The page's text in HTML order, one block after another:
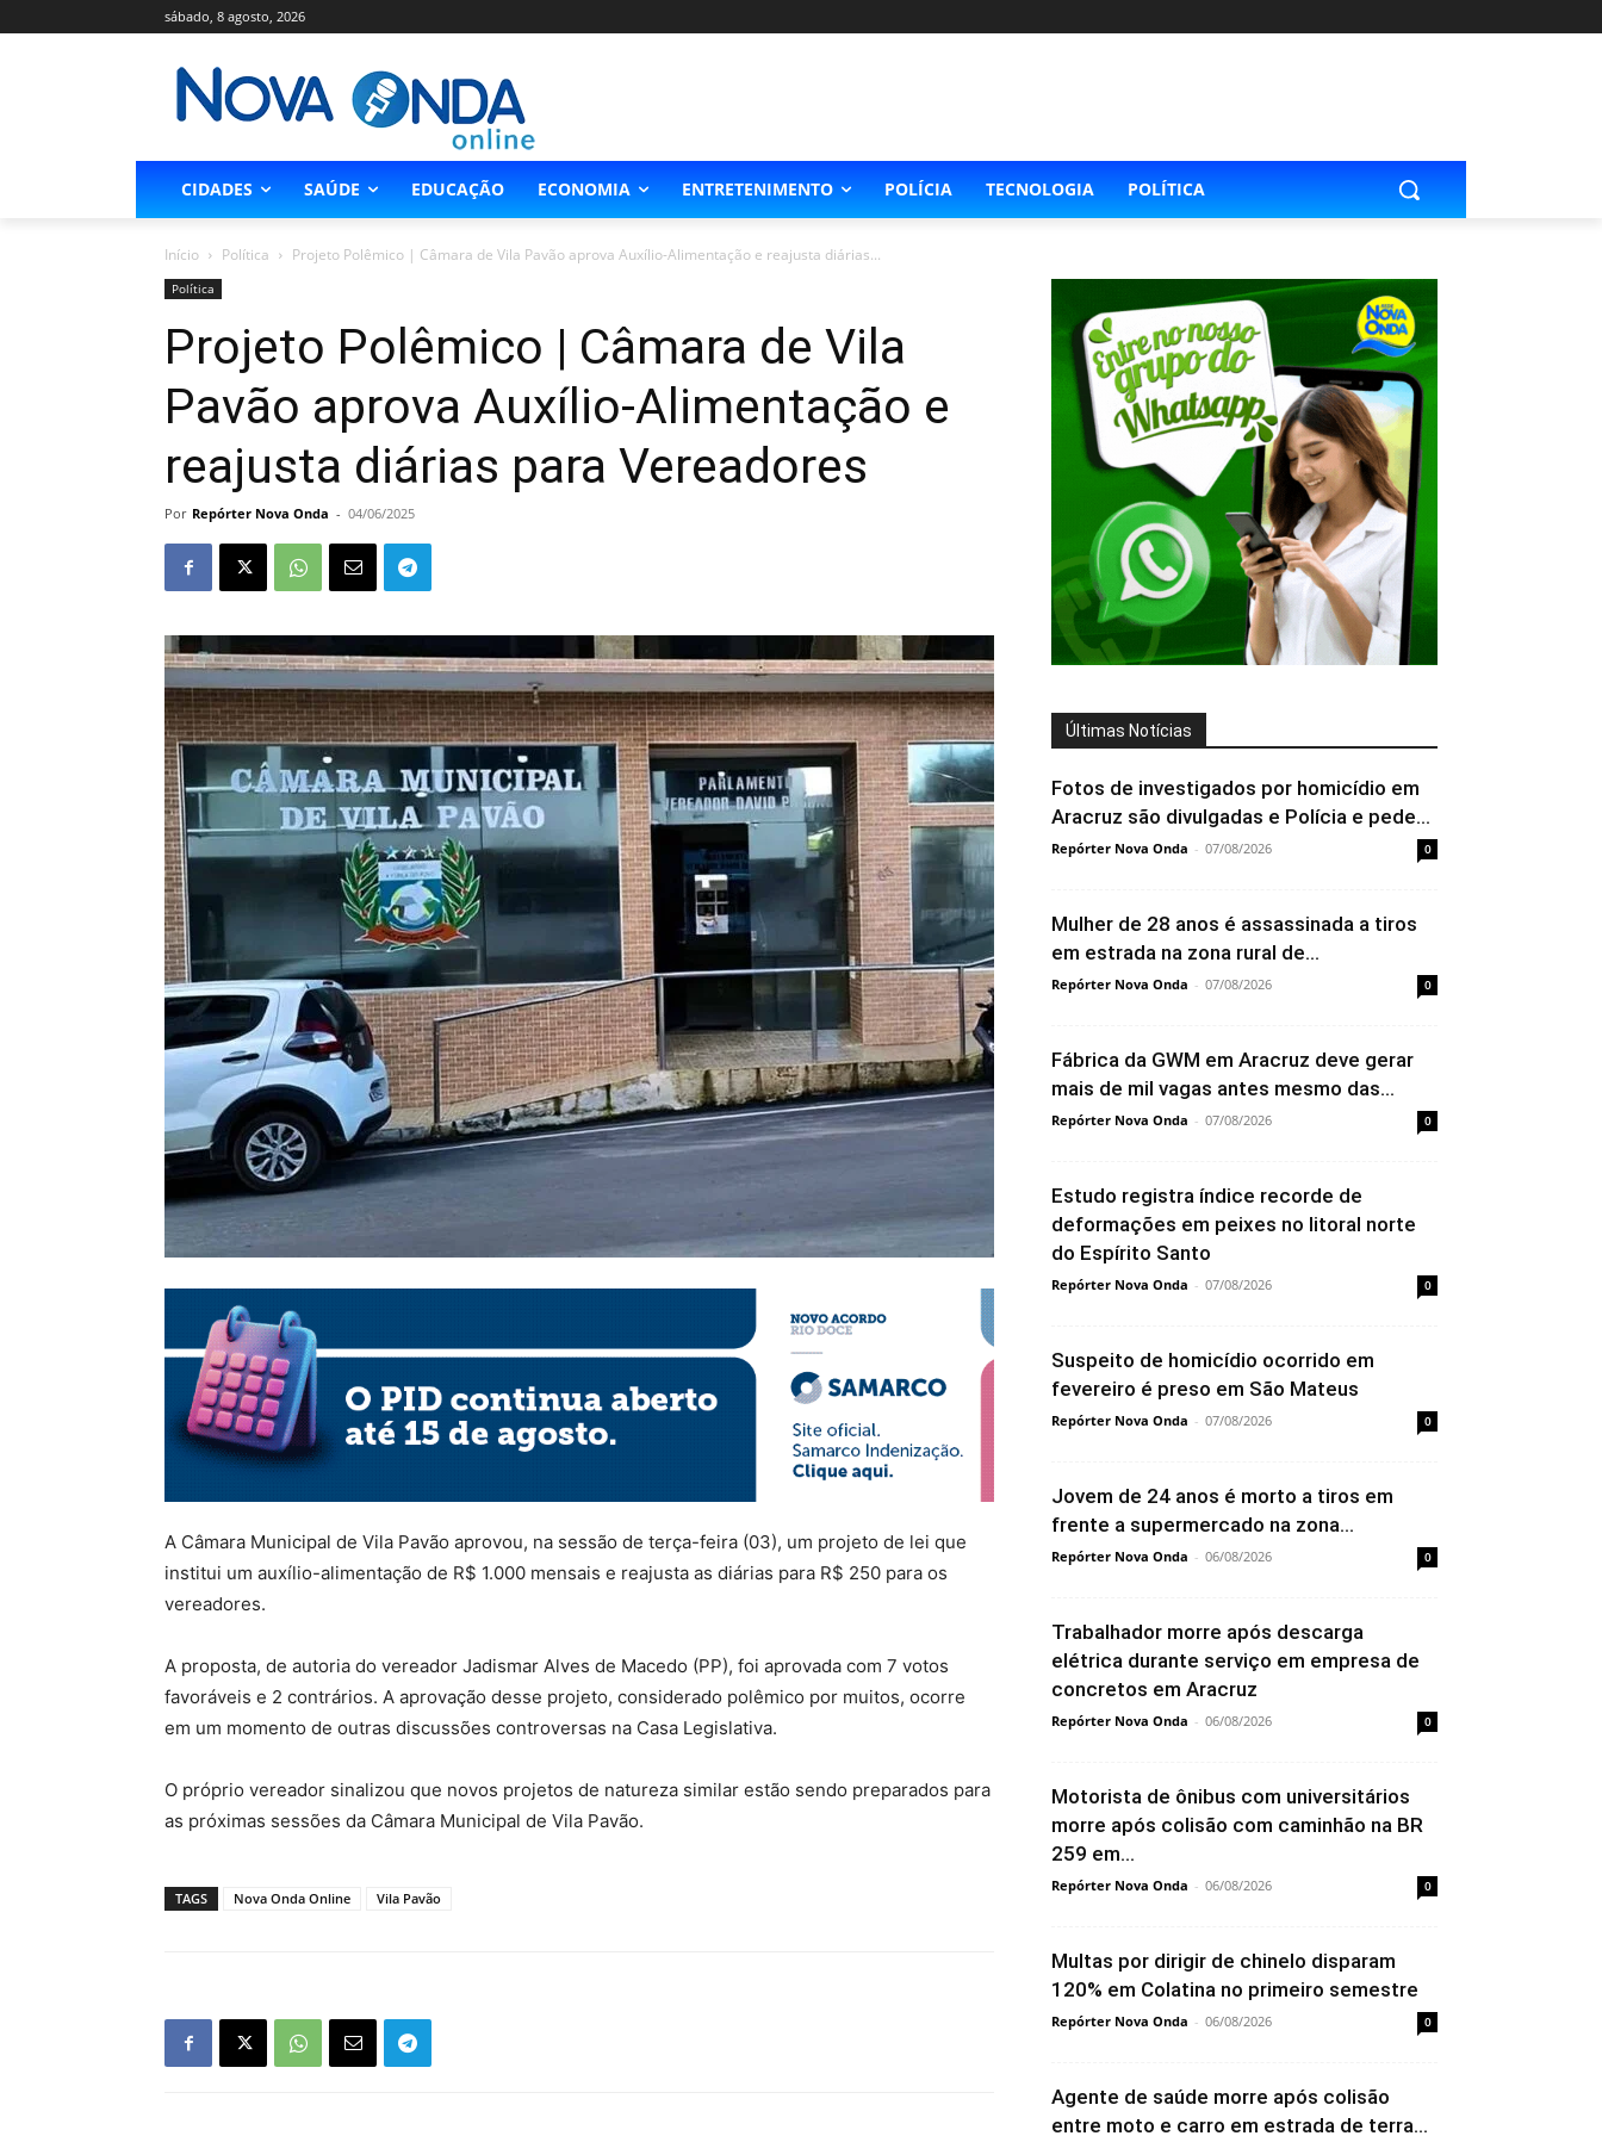
sábado, 8 agosto, 2026
CIDADES SAÚDE EDUCAÇÃO ECONOMIA ENTRETENIMENTO POLÍCIA TECNOLOGIA POLÍTICA
Início Política Projeto Polêmico | Câmara de Vila Pavão aprova Auxílio-Alimentação e reajusta diárias...
Política
Projeto Polêmico | Câmara de Vila
Pavão aprova Auxílio-Alimentação e
reajusta diárias para Vereadores
Por Repórter Nova Onda - 04/06/2025
A Câmara Municipal de Vila Pavão aprovou, na sessão de terça-feira (03), um projeto de lei que
institui um auxílio-alimentação de R$ 1.000 mensais e reajusta as diárias para R$ 250 para os
vereadores.
A proposta, de autoria do vereador Jadismar Alves de Macedo (PP), foi aprovada com 7 votos
favoráveis e 2 contrários. A aprovação desse projeto, considerado polêmico por muitos, ocorre
em um momento de outras discussões controversas na Casa Legislativa.
O próprio vereador sinalizou que novos projetos de natureza similar estão sendo preparados para
as próximas sessões da Câmara Municipal de Vila Pavão.
TAGS Nova Onda Online Vila Pavão
Últimas Notícias
Fotos de investigados por homicídio em
Aracruz são divulgadas e Polícia e pede...
Repórter Nova Onda - 07/08/2026 0
Mulher de 28 anos é assassinada a tiros
em estrada na zona rural de...
Repórter Nova Onda - 07/08/2026 0
Fábrica da GWM em Aracruz deve gerar
mais de mil vagas antes mesmo das...
Repórter Nova Onda - 07/08/2026 0
Estudo registra índice recorde de
deformações em peixes no litoral norte
do Espírito Santo
Repórter Nova Onda - 07/08/2026 0
Suspeito de homicídio ocorrido em
fevereiro é preso em São Mateus
Repórter Nova Onda - 07/08/2026 0
Jovem de 24 anos é morto a tiros em
frente a supermercado na zona...
Repórter Nova Onda - 06/08/2026 0
Trabalhador morre após descarga
elétrica durante serviço em empresa de
concretos em Aracruz
Repórter Nova Onda - 06/08/2026 0
Motorista de ônibus com universitários
morre após colisão com caminhão na BR
259 em...
Repórter Nova Onda - 06/08/2026 0
Multas por dirigir de chinelo disparam
120% em Colatina no primeiro semestre
Repórter Nova Onda - 06/08/2026 0
Agente de saúde morre após colisão
entre moto e carro em estrada de terra...